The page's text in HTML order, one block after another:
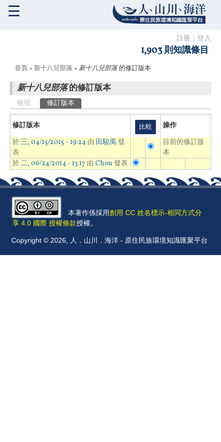
註冊 登入
1,903 則知識條目
☰
您在這裡
首頁 » 新十八兒部落 » 新十八兒部落的修訂版本
新十八兒部落的修訂版本
主要索引標籤
檢視 修訂版本
修訂版本
操作
於三, 04/15/2015 - 19:24 由 田駿禹 發
表
目前的修訂版
本
於二, 06/24/2014 - 13:17 由 Chou 發表
本著作係採用創用 CC 姓名標示-相同方式分
享 4.0 國際 授權條款授權。
Copyright © 2026, 人．山川．海洋 - 原住民族環境知識匯聚平台